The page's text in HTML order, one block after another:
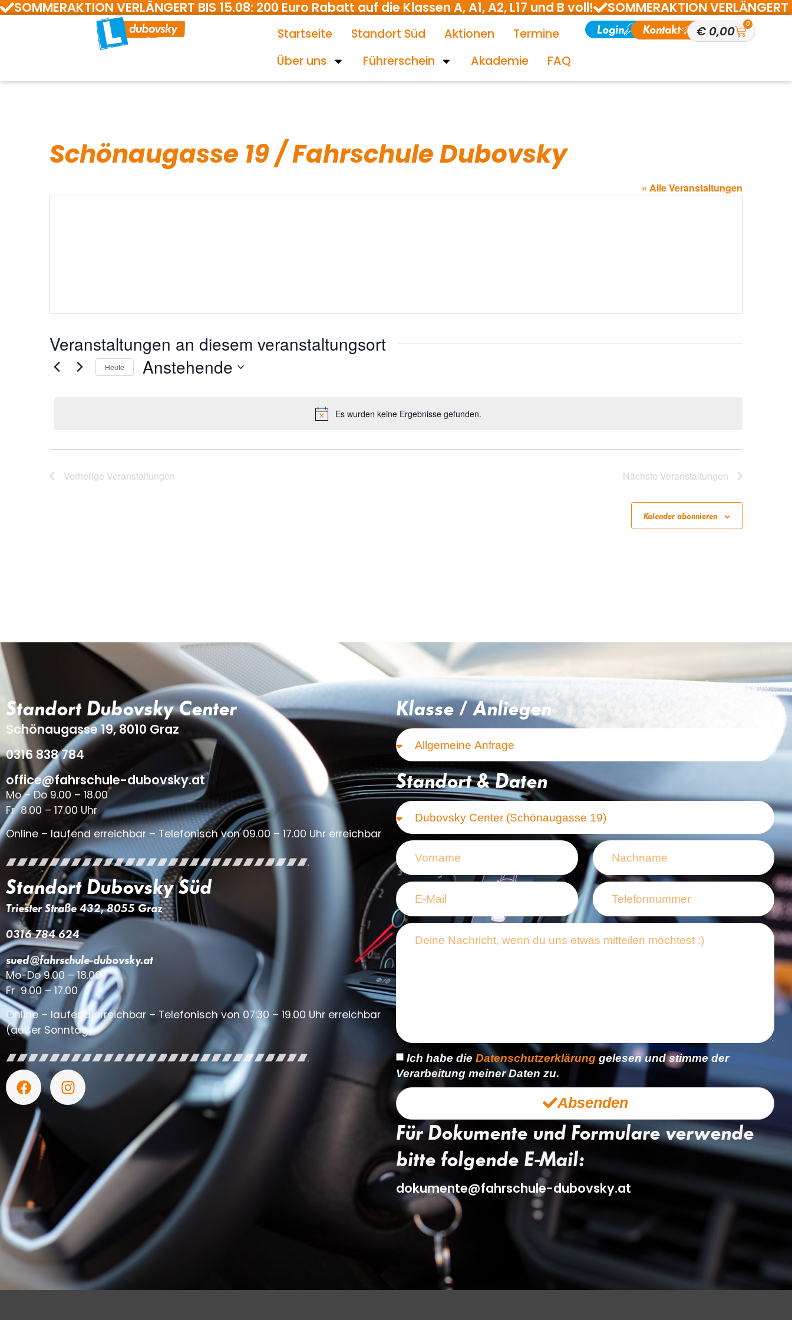
SOMMERAKTION VERLÄNGERT BIS 15.08: 200 Euro Rabatt auf die Klassen A, A1, A2, L17 und B voll! SOMMERAKTION
Startseite Standort Süd Aktionen
Termine
Über uns
Führerschein Akademie FAQ
Login Kontakt € 0,00 0
Schönaugasse 19 / Fahrschule Dubovsky
« Alle Veranstaltungen
Veranstaltungen an diesem veranstaltungsort
Hinweis
Es wurden keine Ergebnisse gefunden.
Heute Anstehende
Vorherige Veranstaltungen Nächste Veranstaltungen
Kalender abonnieren
Standort Dubovsky Center
Schönaugasse 19, 8010 Graz
0316 838 784
office@fahrschule-dubovsky.at
Mo – Do 9.00 – 18.00
Fr 8.00 – 17.00 Uhr
Online – laufend erreichbar – Telefonisch von 09.00 – 17.00 Uhr erreichbar
Standort Dubovsky Süd
Triester Straße 432, 8055 Graz
0316 784 624
sued@fahrschule-dubovsky.at
Mo-Do 9.00 – 18.00
Fr 9.00 – 17.00
Online – laufend erreichbar – Telefonisch von 07:30 – 19.00 Uhr erreichbar
(außer Sonntag)
Klasse / Anliegen
Standort & Daten
Ich habe die Datenschutzerklärung gelesen und stimme der
Verarbeitung meiner Daten zu.
Absenden
Für Dokumente und Formulare verwende
bitte folgende E-Mail:
dokumente@fahrschule-dubovsky.at